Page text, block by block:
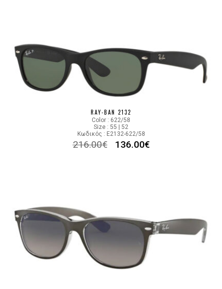
RAY-BAN 2132
Color : 622/58
Size : 55 | 52
Κωδικός : E2132-622/58
216.00€ 136.00€